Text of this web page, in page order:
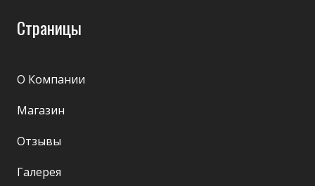
Страницы
О Компании
Магазин
Отзывы
Галерея